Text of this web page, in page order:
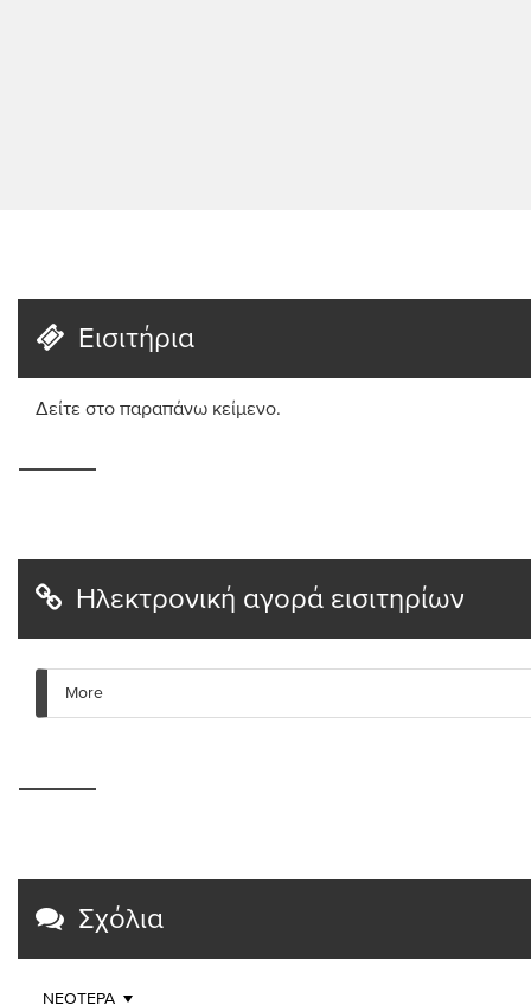
Εισιτήρια
Δείτε στο παραπάνω κείμενο.
Ηλεκτρονική αγορά εισιτηρίων
More
Σχόλια
ΝΕΌΤΕΡΑ